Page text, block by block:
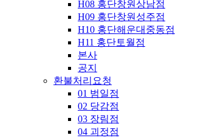
H08 홍단창원상남점
H09 홍단창원성주점
H10 홍단해운대중동점
H11 홍단토월점
본사
공지
환불처리요청
01 범일점
02 당감점
03 장림점
04 괴정점